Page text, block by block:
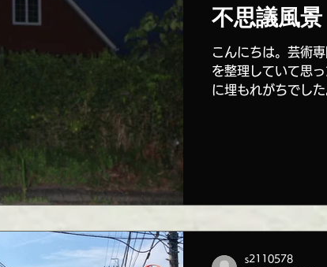
不思議風景
こんにちは。芸術
を整理していて思
に埋もれがちでし
s2110578